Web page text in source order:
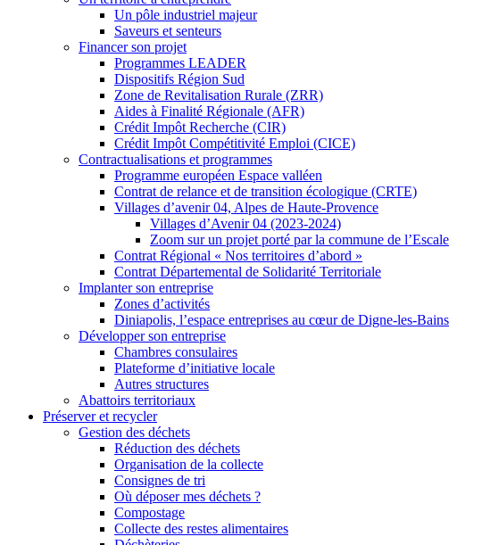
Un pôle industriel majeur
Saveurs et senteurs
Financer son projet
Programmes LEADER
Dispositifs Région Sud
Zone de Revitalisation Rurale (ZRR)
Aides à Finalité Régionale (AFR)
Crédit Impôt Recherche (CIR)
Crédit Impôt Compétitivité Emploi (CICE)
Contractualisations et programmes
Programme européen Espace valléen
Contrat de relance et de transition écologique (CRTE)
Villages d’avenir 04, Alpes de Haute-Provence
Villages d’Avenir 04 (2023-2024)
Zoom sur un projet porté par la commune de l’Escale
Contrat Régional « Nos territoires d’abord »
Contrat Départemental de Solidarité Territoriale
Implanter son entreprise
Zones d’activités
Diniapolis, l’espace entreprises au cœur de Digne-les-Bains
Développer son entreprise
Chambres consulaires
Plateforme d’initiative locale
Autres structures
Abattoirs territoriaux
Préserver et recycler
Gestion des déchets
Réduction des déchets
Organisation de la collecte
Consignes de tri
Où déposer mes déchets ?
Compostage
Collecte des restes alimentaires